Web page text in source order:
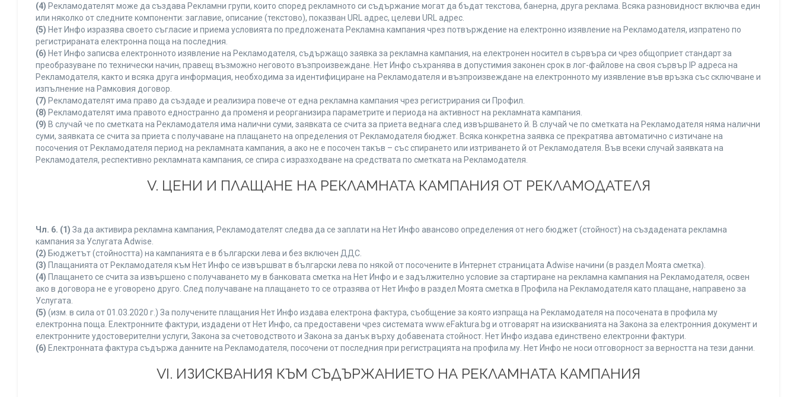
(4) Рекламодателят може да създава Рекламни групи, които според рекламното си съдържание могат да бъдат текстова, банерна, друга реклама. Всяка разновидност включва един
или няколко от следните компоненти: заглавие, описание (текстово), показван URL адрес, целеви URL адрес.
(5) Нет Инфо изразява своето съгласие и приема условията по предложената Рекламна кампания чрез потвърждение на електронно изявление на Рекламодателя, изпратено по
регистрираната електронна поща на последния.
(6) Нет Инфо записва електронното изявление на Рекламодателя, съдържащо заявка за рекламна кампания, на електронен носител в сървъра си чрез общоприет стандарт за
преобразуване по технически начин, правещ възможно неговото възпроизвеждане. Нет Инфо съхранява в допустимия законен срок в лог-файлове на своя сървър IP адреса на
Рекламодателя, както и всяка друга информация, необходима за идентифициране на Рекламодателя и възпроизвеждане на електронното му изявление във връзка със сключване и
изпълнение на Рамковия договор.
(7) Рекламодателят има право да създаде и реализира повече от една рекламна кампания чрез регистрирания си Профил.
(8) Рекламодателят има правото едностранно да променя и реорганизира параметрите и периода на активност на рекламната кампания.
(9) В случай че по сметката на Рекламодателя има налични суми, заявката се счита за приета веднага след извършването й. В случай че по сметката на Рекламодателя няма налични
суми, заявката се счита за приета с получаване на плащането на определения от Рекламодателя бюджет. Всяка конкретна заявка се прекратява автоматично с изтичане на
посочения от Рекламодателя период на рекламната кампания, а ако не е посочен такъв – със спирането или изтриването й от Рекламодателя. Във всеки случай заявката на
Рекламодателя, респективно рекламната кампания, се спира с изразходване на средствата по сметката на Рекламодателя.
V. ЦЕНИ И ПЛАЩАНЕ НА РЕКЛАМНАТА КАМПАНИЯ ОТ РЕКЛАМОДАТЕЛЯ
Чл. 6. (1) За да активира рекламна кампания, Рекламодателят следва да се заплати на Нет Инфо авансово определения от него бюджет (стойност) на създадената рекламна
кампания за Услугата Adwise.
(2) Бюджетът (стойността) на кампанията е в български лева и без включен ДДС.
(3) Плащанията от Рекламодателя към Нет Инфо се извършват в български лева по някой от посочените в Интернет страницата Adwise начини (в раздел Моята сметка).
(4) Плащането се счита за извършено с получаването му в банковата сметка на Нет Инфо и е задължително условие за стартиране на рекламна кампания на Рекламодателя, освен
ако в договора не е уговорено друго. След получаване на плащането то се отразява от Нет Инфо в раздел Моята сметка в Профила на Рекламодателя като плащане, направено за
Услугата.
(5) (изм. в сила от 01.03.2020 г.) За получените плащания Нет Инфо издава електрона фактура, съобщение за която изпраща на Рекламодателя на посочената в профила му
електронна поща. Електронните фактури, издадени от Нет Инфо, са предоставени чрез системата www.eFaktura.bg и отговарят на изискванията на Закона за електронния документ и
електронните удостоверителни услуги, Закона за счетоводството и Закона за данък върху добавената стойност. Нет Инфо издава единствено електронни фактури.
(6) Електронната фактура съдържа данните на Рекламодателя, посочени от последния при регистрацията на профила му. Нет Инфо не носи отговорност за верността на тези данни.
VI. ИЗИСКВАНИЯ КЪМ СЪДЪРЖАНИЕТО НА РЕКЛАМНАТА КАМПАНИЯ